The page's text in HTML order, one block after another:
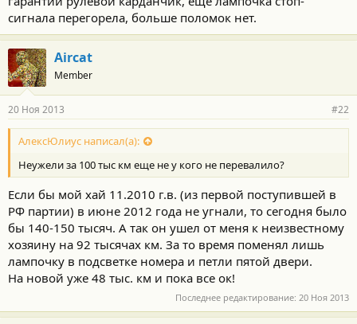
сигнала перегорела, больше поломок нет.
Aircat
Member
20 Ноя 2013 #22
АлексЮлиус написал(а):
Неужели за 100 тыс км еще не у кого не перевалило?
Если бы мой хай 11.2010 г.в. (из первой поступившей в
РФ партии) в июне 2012 года не угнали, то сегодня было
бы 140-150 тысяч. А так он ушел от меня к неизвестному
хозяину на 92 тысячах км. За то время поменял лишь
лампочку в подсветке номера и петли пятой двери.
На новой уже 48 тыс. км и пока все ок!
Последнее редактирование: 20 Ноя 2013